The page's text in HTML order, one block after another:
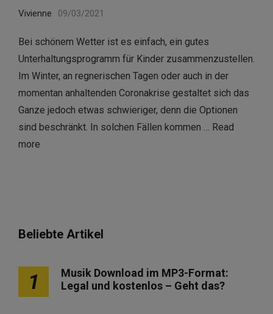
Vivienne 09/03/2021
Bei schönem Wetter ist es einfach, ein gutes
Unterhaltungsprogramm für Kinder zusammenzustellen.
Im Winter, an regnerischen Tagen oder auch in der
momentan anhaltenden Coronakrise gestaltet sich das
Ganze jedoch etwas schwieriger, denn die Optionen
sind beschränkt. In solchen Fällen kommen … Read
more
Beliebte Artikel
1
Musik Download im MP3-Format:
Legal und kostenlos – Geht das?